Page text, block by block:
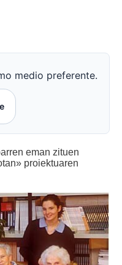
medio preferente.
eman zituen
proiektuaren